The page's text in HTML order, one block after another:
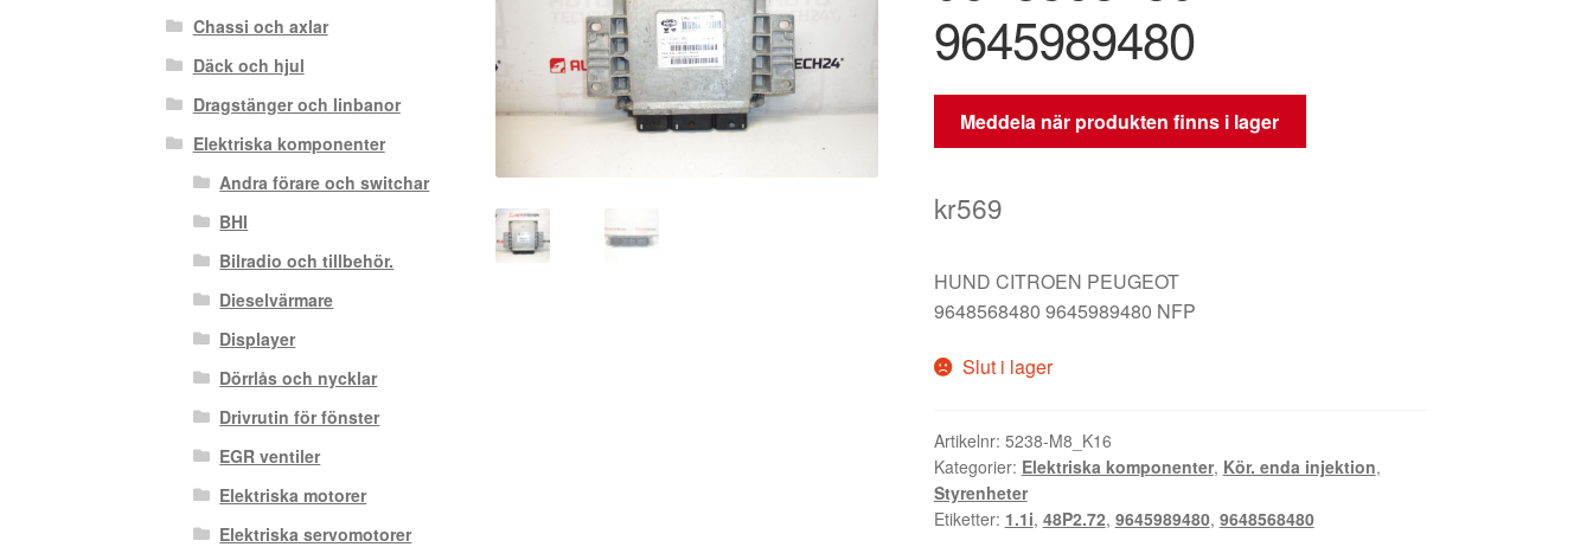
9645989480
Meddela när produkten finns i lager
kr569
HUND CITROEN PEUGEOT
9648568480 9645989480 NFP
Slut i lager
Artikelnr: 5238-M8_K16
Kategorier: Elektriska komponenter, Kör. enda injektion,
Styrenheter
Etiketter: 1.1i, 48P2.72, 9645989480, 9648568480
Chassi och axlar
Däck och hjul
Dragstänger och linbanor
Elektriska komponenter
Andra förare och switchar
BHI
Bilradio och tillbehör.
Dieselvärmare
Displayer
Dörrlås och nycklar
Drivrutin för fönster
EGR ventiler
Elektriska motorer
Elektriska servomotorer